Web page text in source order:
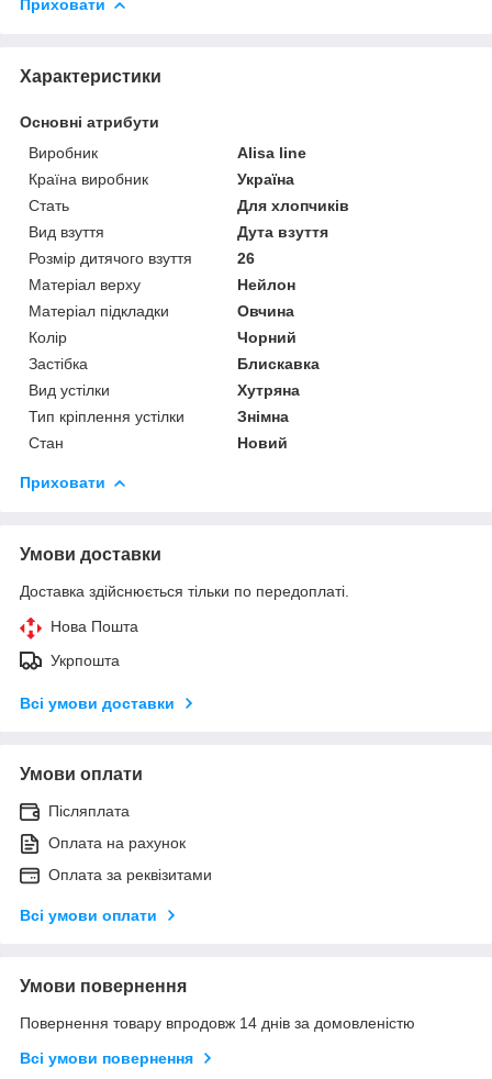
Приховати
Характеристики
Основні атрибути
Виробник
Alisa line
Країна виробник
Україна
Стать
Для хлопчиків
Вид взуття
Дута взуття
Розмір дитячого взуття
26
Матеріал верху
Нейлон
Матеріал підкладки
Овчина
Колір
Чорний
Застібка
Блискавка
Вид устілки
Хутряна
Тип кріплення устілки
Знімна
Стан
Новий
Приховати
Умови доставки
Доставка здійснюється тільки по передоплаті.
Нова Пошта
Укрпошта
Всі умови доставки
Умови оплати
Післяплата
Оплата на рахунок
Оплата за реквізитами
Всі умови оплати
Умови повернення
Повернення товару впродовж 14 днів за домовленістю
Всі умови повернення